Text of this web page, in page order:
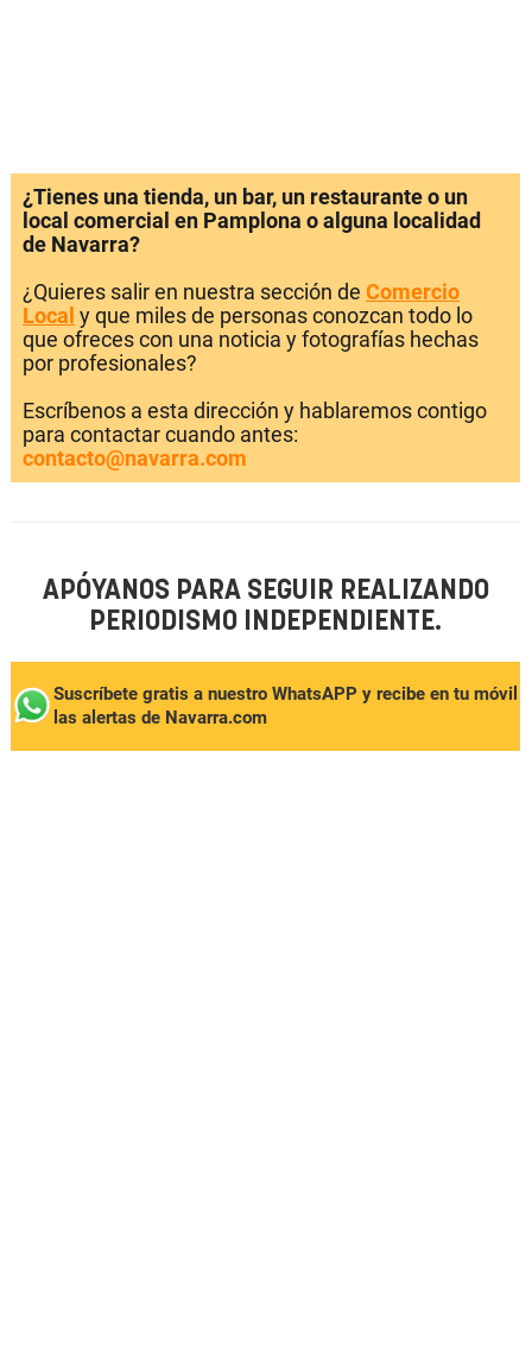
¿Tienes una tienda, un bar, un restaurante o un
local comercial en Pamplona o alguna localidad
de Navarra?
¿Quieres salir en nuestra sección de Comercio
Local y que miles de personas conozcan todo lo
que ofreces con una noticia y fotografías hechas
por profesionales?
Escríbenos a esta dirección y hablaremos contigo
para contactar cuando antes:
contacto@navarra.com
APÓYANOS PARA SEGUIR REALIZANDO
PERIODISMO INDEPENDIENTE.
Suscríbete gratis a nuestro WhatsAPP y recibe en tu móvil
las alertas de Navarra.com